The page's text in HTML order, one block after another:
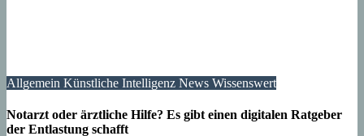
Allgemein Künstliche Intelligenz News Wissenswert
Notarzt oder ärztliche Hilfe? Es gibt einen digitalen Ratgeber
der Entlastung schafft